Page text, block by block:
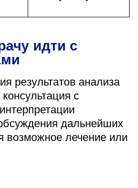
идти с
результатов анализа
с
дальнейших
возможное лечение или